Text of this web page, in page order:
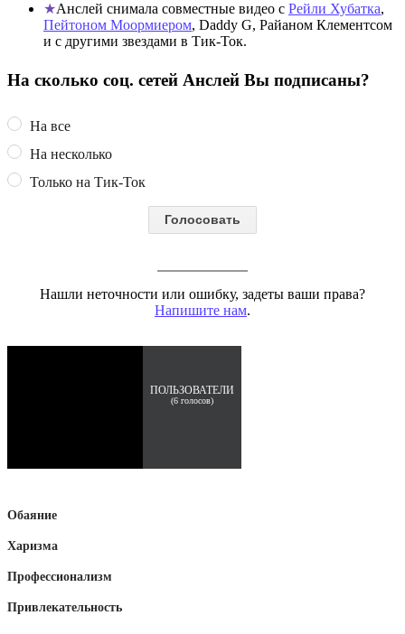
Анслей снимала совместные видео с Рейли Хубатка,
Пейтоном Моормиером, Daddy G, Райаном Клементсом
и с другими звездами в Тик-Ток.
На сколько соц. сетей Анслей Вы подписаны?
На все
На несколько
Только на Тик-Ток
Нашли неточности или ошибку, задеты ваши права?
Напишите нам.
ПОЛЬЗОВАТЕЛИ
(6 голосов)
Обаяние
Харизма
Профессионализм
Привлекательность